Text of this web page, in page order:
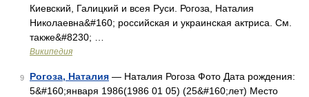
Киевский, Галицкий и всея Руси. Рогоза, Наталия
Николаевна&#160; российская и украинская актриса. См.
также&#8230; …
Википедия
9 Рогоза, Наталия — Наталия Рогоза Фото Дата рождения:
5&#160;января 1986(1986 01 05) (25&#160;лет) Место